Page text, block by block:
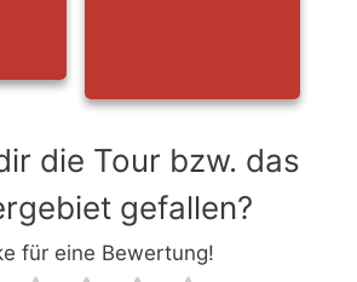
die Tour bzw. das
gefallen?
für eine Bewertung!